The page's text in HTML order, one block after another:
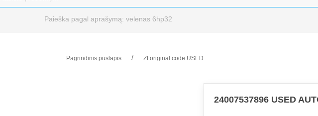
Paieška pagal aprašymą: velenas 6hp32
Pagrindinis puslapis Zf original code USED
24007537896 USED